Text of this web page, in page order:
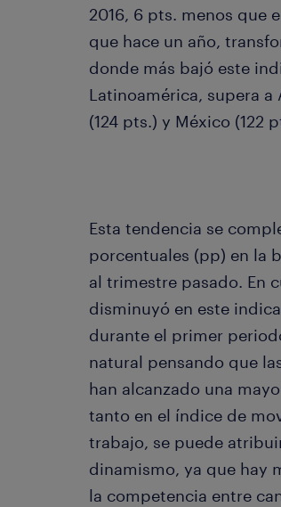
2016, 6 pts. menos que
que hace un año,
donde más bajó este
Latinoamérica, supera a
(124 pts.) y México (122
Esta tendencia se
porcentuales (pp) en la
al trimestre pasado. En
disminuyó en este
durante el primer
natural pensando que
han alcanzado una
tanto en el índice de
trabajo, se puede
dinamismo, ya que hay
la competencia entre